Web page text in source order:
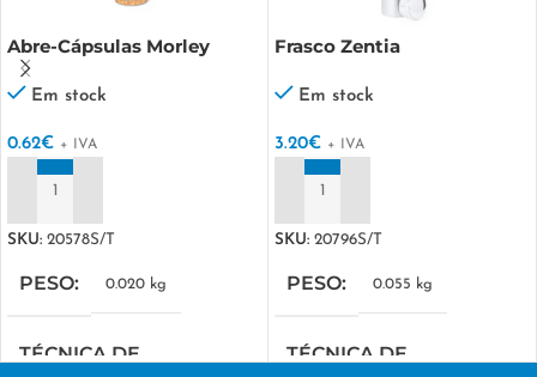
Abre-Cápsulas Morley
Em stock
0.62€ + IVA
SKU: 20578S/T
PESO 0.020 kg
TÉCNICA DE
Frasco Zentia
Em stock
3.20€ + IVA
SKU: 20796S/T
PESO 0.055 kg
TÉCNICA DE